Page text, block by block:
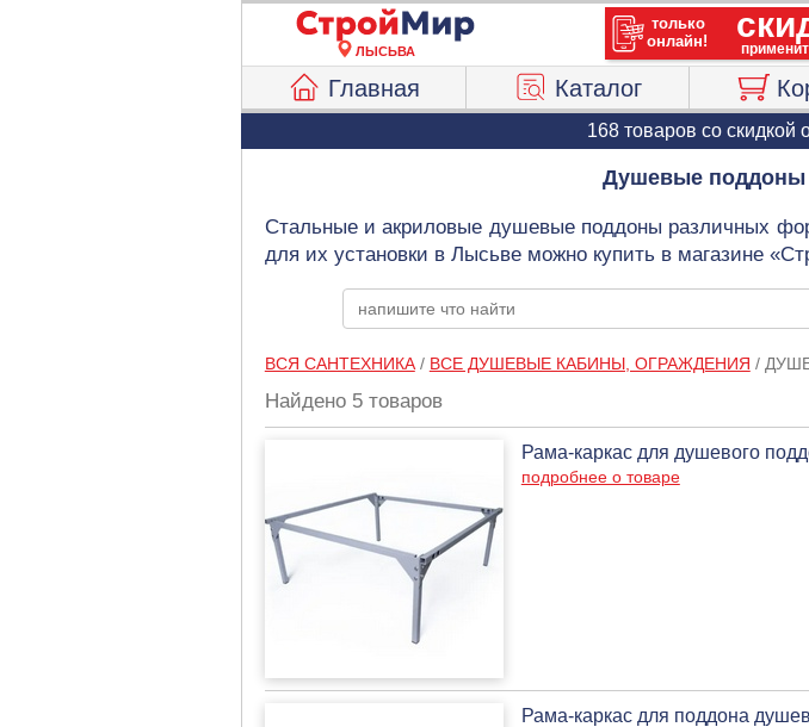
ЛЫСЬВА
Главная Каталог
168 товаров со скидкой
Душевые поддоны
Стальные и акриловые душевые поддоны различных
для их установки в Лысьве можно купить в магазине
ВСЯ САНТЕХНИКА/ ВСЕ ДУШЕВЫЕ КАБИНЫ, ОГРАЖДЕНИЯ /
Найдено 5 товаров
Рама-каркас для душевого
подробнее о товаре
Рама-каркас для поддона